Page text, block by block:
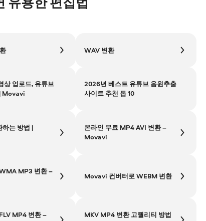
WAV 변환
상 업로드, 유튜브
Movavi
2026년 베스트 유튜브 음원추출
사이트 추천 톱 10
하는 방법 |
온라인 무료 MP4 AVI 변환 –
Movavi
MP3 변환 –
Movavi 컨버터로 WEBM 변환
MP4 변환 –
MKV MP4 변환 고퀄리티 방법